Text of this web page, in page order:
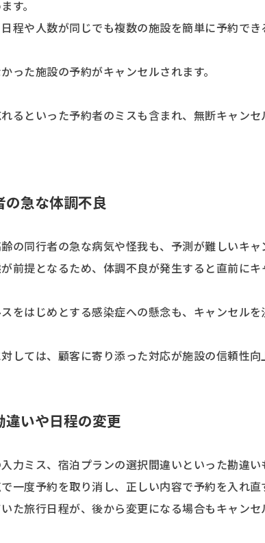
す。
程や人数が同じでも複数の施設を簡単に予約で
った施設の予約がキャンセルされます。
るといった予約者のミスも含まれ、無断キャン
急な体調不良
の同行者の急な病気や怪我も、予測が難しいキャ
前提となるため、体調不良が発生すると直前に
をはじめとする感染症への懸念も、キャンセル
しては、顧客に寄り添った対応が施設の信頼性向
いや日程の変更
力ミス、宿泊プランの選択間違いといった勘違
一度予約を取り消し、正しい内容で予約を入れ直
た旅行日程が、後から変更になる場合もキャンセ